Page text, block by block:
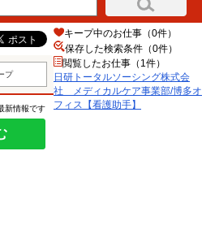
プ
新情報です
キープ中のお仕事（0件）
保存した検索条件（0件）
閲覧したお仕事（1件）
日研トータルソーシング株式会
社 メディカルケア事業部/博多オ
フィス【看護助手】